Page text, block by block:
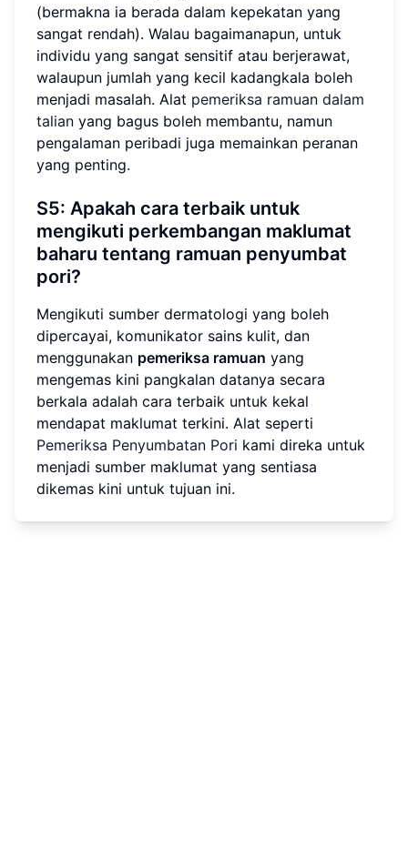
(bermakna ia berada dalam kepekatan yang
sangat rendah). Walau bagaimanapun, untuk
individu yang sangat sensitif atau berjerawat,
walaupun jumlah yang kecil kadangkala boleh
menjadi masalah. Alat pemeriksa ramuan dalam
talian yang bagus boleh membantu, namun
pengalaman peribadi juga memainkan peranan
yang penting.
S5: Apakah cara terbaik untuk
mengikuti perkembangan maklumat
baharu tentang ramuan penyumbat
pori?
Mengikuti sumber dermatologi yang boleh
dipercayai, komunikator sains kulit, dan
menggunakan pemeriksa ramuan yang
mengemas kini pangkalan datanya secara
berkala adalah cara terbaik untuk kekal
mendapat maklumat terkini. Alat seperti
Pemeriksa Penyumbatan Pori kami direka untuk
menjadi sumber maklumat yang sentiasa
dikemas kini untuk tujuan ini.